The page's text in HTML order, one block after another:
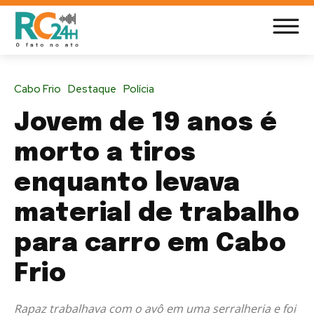
Cabo Frio Destaque Polícia
Jovem de 19 anos é
morto a tiros
enquanto levava
material de trabalho
para carro em Cabo
Frio
Rapaz trabalhava com o avô em uma serralheria e foi